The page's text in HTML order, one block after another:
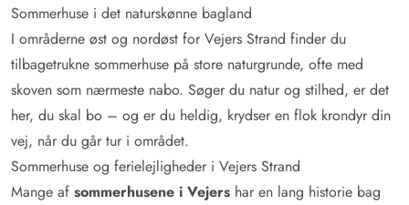
Sommerhuse i det naturskønne bagland
I områderne øst og nordøst for Vejers Strand finder du
tilbagetrukne sommerhuse på store naturgrunde, ofte med
skoven som nærmeste nabo. Søger du natur og stilhed, er det
her, du skal bo – og er du heldig, krydser en flok krondyr din
vej, når du går tur i området.
Sommerhuse og ferielejligheder i Vejers Strand
Mange af sommerhusene i Vejers har en lang historie bag